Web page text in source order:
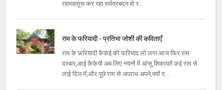
रहामहसूस कर रहा सर्वत्रबदन हो र...
राम के फरियादी - प्रतिभा जोशी की कविताएँ
राम के फ़रियादी कैकई की फरियाद लो लगा आज फिर राम
दरबार,आई कैकेयी अब लिए नयनों में आंसू,शिकायतें कई राम से
लाई दिल में,और पूछे राम से अपराध अपने,क्यों द...